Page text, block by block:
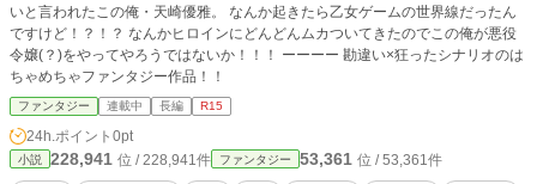
いと言われたこの俺・天崎優雅。 なんか起きたら乙女ゲームの世界線だったん
ですけど！？！？ なんかヒロインにどんどんムカついてきたのでこの俺が悪役
令嬢(？)をやってやろうではないか！！！ ーーーー 勘違い×狂ったシナリオのは
ちゃめちゃファンタジー作品！！
ファンタジー 連載中 長編 R15
24h.ポイント 0pt
小説 228,941 位 / 228,941件 ファンタジー 53,361 位 / 53,361件